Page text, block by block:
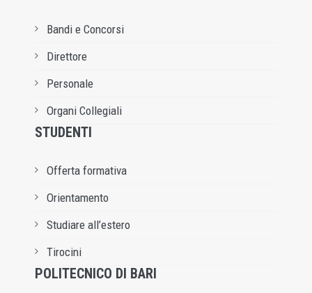
Bandi e Concorsi
Direttore
Personale
Organi Collegiali
STUDENTI
Offerta formativa
Orientamento
Studiare all’estero
Tirocini
POLITECNICO DI BARI